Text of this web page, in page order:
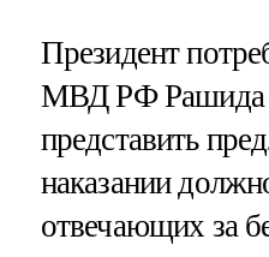
Президент
МВД РФ Рашида
представить
наказании
отвечающих за